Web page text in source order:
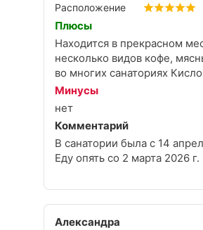
Расположение
Плюсы
Находится в прекрасном
несколько видов кофе,
во многих санаториях
Минусы
нет
Комментарий
В санатории была с 14
Еду опять со 2 марта 2026 г.
Александра